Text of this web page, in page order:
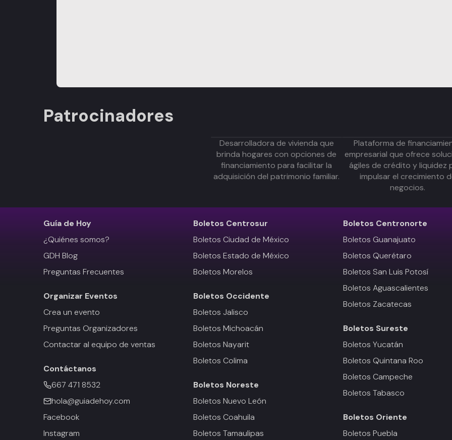
Patrocinadores
Desarrolladora de vivienda que
brinda hogares con opciones de
financiamiento para facilitar la
adquisición del patrimonio familiar.
Plataforma de
empresarial que ofrece
ágiles de crédito y liquidez
impulsar el crecimiento
negocios.
Guía de Hoy
¿Quiénes somos?
GDH Blog
Preguntas Frecuentes
Organizar Eventos
Crea un evento
Preguntas Organizadores
Contactar al equipo de ventas
Contáctanos
667 471 8532
hola@guiadehoy.com
Facebook
Instagram
Boletos Centrosur
Boletos Ciudad de México
Boletos Estado de México
Boletos Morelos
Boletos Occidente
Boletos Jalisco
Boletos Michoacán
Boletos Nayarit
Boletos Colima
Boletos Noreste
Boletos Nuevo León
Boletos Coahuila
Boletos Tamaulipas
Boletos Centronorte
Boletos Guanajuato
Boletos Querétaro
Boletos San Luis Potosí
Boletos Aguascalientes
Boletos Zacatecas
Boletos Sureste
Boletos Yucatán
Boletos Quintana Roo
Boletos Campeche
Boletos Tabasco
Boletos Oriente
Boletos Puebla